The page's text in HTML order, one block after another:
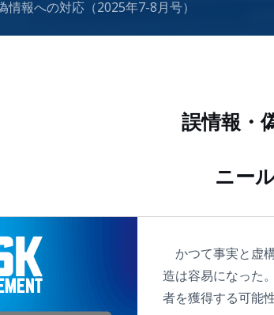
情報への対応（2025年7-8月号）
誤情報・
ニー
かつて事実と虚
造は容易になった
者を獲得する可能